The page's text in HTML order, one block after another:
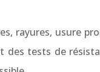
rayures, usure
tests de